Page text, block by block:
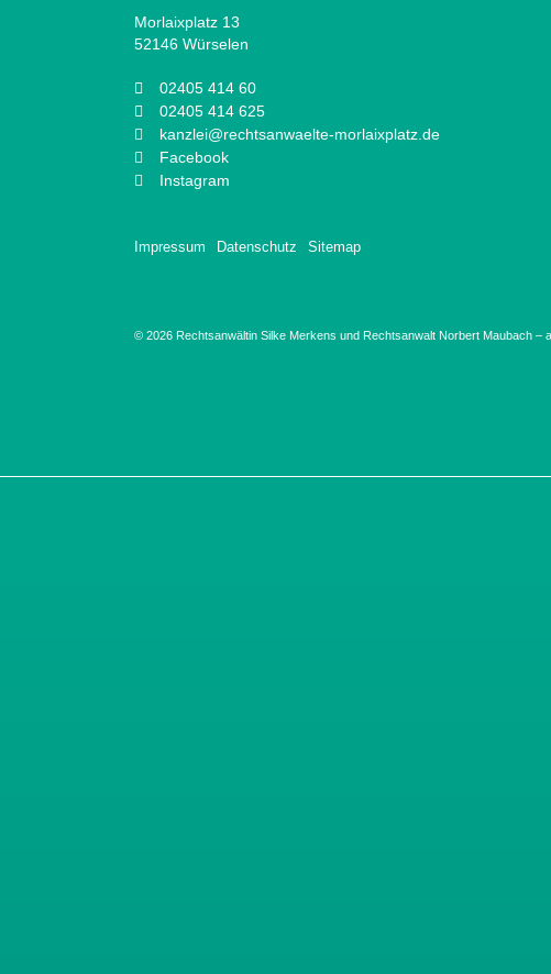
Morlaixplatz 13
52146 Würselen
02405 414 60
02405 414 625
kanzlei@rechtsanwaelte-morlaixplatz.de
Facebook
Instagram
Impressum Datenschutz Sitemap
© 2026 Rechtsanwältin Silke Merkens und Rechtsanwalt Norbert Maubach –